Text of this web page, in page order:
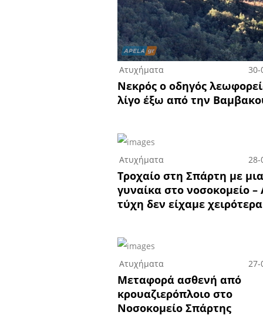
Ατυχήματα 30-
Νεκρός ο οδηγός
λίγο έξω από την
Ατυχήματα 28-
Τροχαίο στη Σπάρτη με μια
γυναίκα στο νοσοκομείο –
τύχη δεν είχαμε
Ατυχήματα 27-
Μεταφορά ασθενή από
κρουαζιερόπλοιο στο
Νοσοκομείο Σπάρτης